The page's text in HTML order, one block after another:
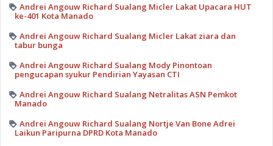
Andrei Angouw Richard Sualang Micler Lakat Upacara HUT
ke-401 Kota Manado
Andrei Angouw Richard Sualang Micler Lakat ziara dan
tabur bunga
Andrei Angouw Richard Sualang Mody Pinontoan
pengucapan syukur Pendirian Yayasan CTI
Andrei Angouw Richard Sualang Netralitas ASN Pemkot
Manado
Andrei Angouw Richard Sualang Nortje Van Bone Adrei
Laikun Paripurna DPRD Kota Manado